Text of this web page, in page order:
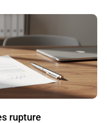
rupture